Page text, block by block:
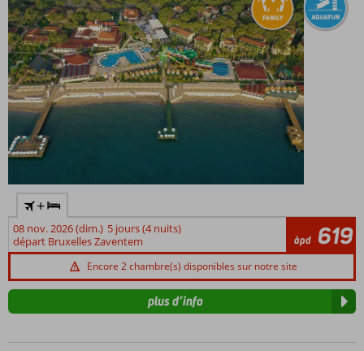
+
08 nov. 2026 (dim.) 5 jours (4 nuits)
départ Bruxelles Zaventem
àpd 619
Encore 2 chambre(s) disponibles sur notre site
plus d’info